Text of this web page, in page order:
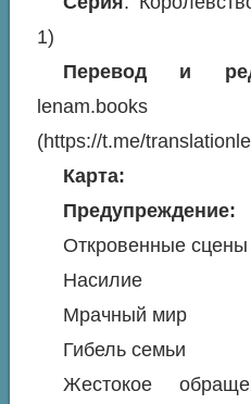
1)
Перевод и
lenam.books
(https://t.me/
Карта:
Предупреждение:
Откровенные сцены
Насилие
Мрачный мир
Гибель семьи
Жестокое